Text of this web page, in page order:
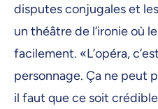
disputes conjugales et
un théâtre de l’ironie où
facilement. «L’opéra,
personnage. Ça ne peut
il faut que ce soit